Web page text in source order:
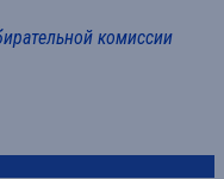
комиссии